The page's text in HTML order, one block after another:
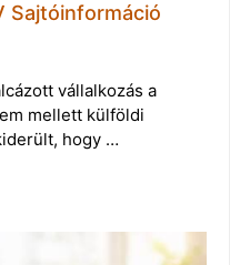
Sajtóinformáció
vállalkozás a
mellett külföldi
hogy …